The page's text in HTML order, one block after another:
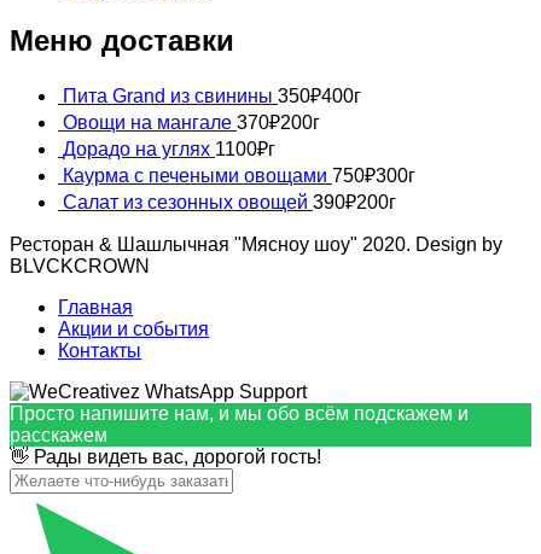
Меню доставки
Пита Grand из свинины 350₽400г
Овощи на мангале 370₽200г
Дорадо на углях 1100₽г
Каурма с печеными овощами 750₽300г
Салат из сезонных овощей 390₽200г
Ресторан & Шашлычная "Мясноу шоу" 2020. Design by
BLVCKCROWN
Главная
Акции и события
Контакты
Просто напишите нам, и мы обо всём подскажем и
расскажем
👋 Рады видеть вас, дорогой гость!